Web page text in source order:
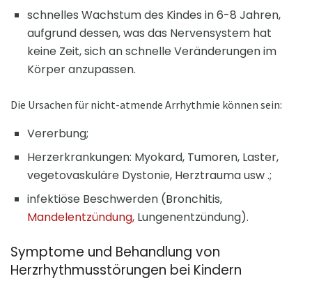
schnelles Wachstum des Kindes in 6-8 Jahren,
aufgrund dessen, was das Nervensystem hat
keine Zeit, sich an schnelle Veränderungen im
Körper anzupassen.
Die Ursachen für nicht-atmende Arrhythmie können sein:
Vererbung;
Herzerkrankungen: Myokard, Tumoren, Laster,
vegetovaskuläre Dystonie, Herztrauma usw .;
infektiöse Beschwerden (Bronchitis,
Mandelentzündung, Lungenentzündung).
Symptome und Behandlung von
Herzrhythmusstörungen bei Kindern